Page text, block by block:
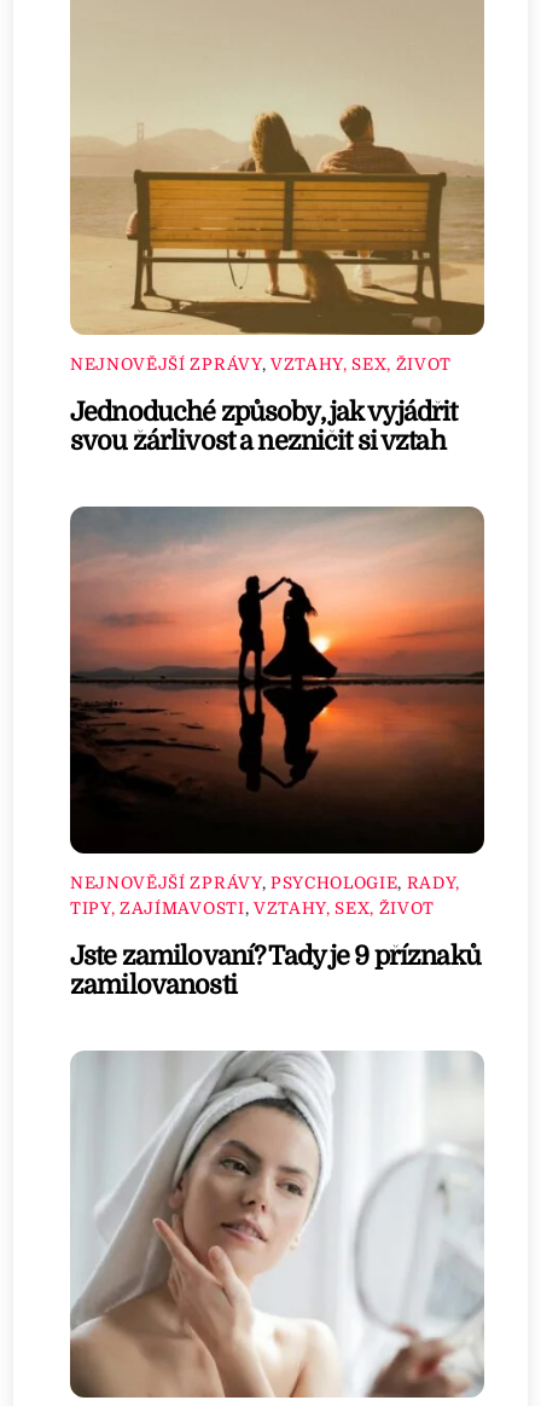
NEJNOVĚJŠÍ ZPRÁVY, VZTAHY, SEX, ŽIVOT
Jednoduché způsoby, jak vyjádřit
svou žárlivost a nezničit si vztah
NEJNOVĚJŠÍ ZPRÁVY, PSYCHOLOGIE, RADY,
TIPY, ZAJÍMAVOSTI, VZTAHY, SEX, ŽIVOT
Jste zamilovaní? Tady je 9 příznaků
zamilovanosti